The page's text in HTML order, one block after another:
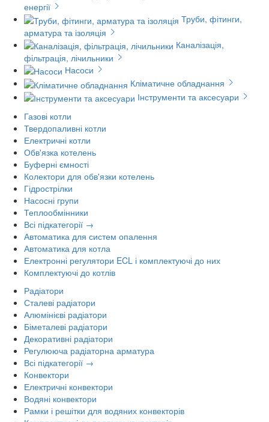
енергії
Труби, фітинги,
арматура та ізоляція
Каналізація,
фільтрація, лічильники
Насоси
Кліматичне обладнання
Інструменти та аксесуари
Газові котли
Твердопаливні котли
Електричні котли
Обв'язка котелень
Буферні ємності
Колектори для обв'язки котелень
Гідрострілки
Насосні групи
Теплообмінники
Всі підкатегорії →
Автоматика для систем опалення
Автоматика для котла
Електронні регулятори ECL і комплектуючі до них
Комплектуючі до котлів
Радіатори
Сталеві радіатори
Алюмінієві радіатори
Біметалеві радіатори
Декоративні радіатори
Регулююча радіаторна арматура
Всі підкатегорії →
Конвектори
Електричні конвектори
Водяні конвектори
Рамки і решітки для водяних конвекторів